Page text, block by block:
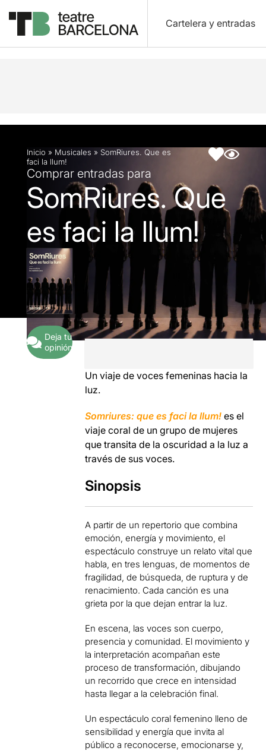
Cartelera y entradas
Descripción Ficha artística
Inicio » Musicales » SomRiures. Que es
faci la llum!
Comprar entradas para
SomRiures. Que
es faci la llum!
Deja tu
opinión
Un viaje de voces femeninas hacia la
luz.
Somriures: que es faci la llum! es el
viaje coral de un grupo de mujeres
que transita de la oscuridad a la luz a
través de sus voces.
Sinopsis
A partir de un repertorio que combina
emoción, energía y movimiento, el
espectáculo construye un relato vital que
habla, en tres lenguas, de momentos de
fragilidad, de búsqueda, de ruptura y de
renacimiento. Cada canción es una
grieta por la que dejan entrar la luz.
En escena, las voces son cuerpo,
presencia y comunidad. El movimiento y
la interpretación acompañan este
proceso de transformación, dibujando
un recorrido que crece en intensidad
hasta llegar a la celebración final.
Un espectáculo coral femenino lleno de
sensibilidad y energía que invita al
público a reconocerse, emocionarse y,